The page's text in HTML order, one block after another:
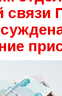
связи